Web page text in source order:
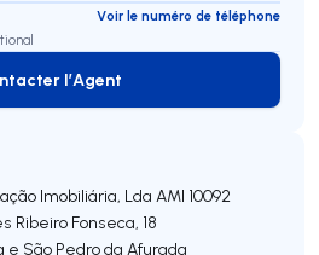
Voir le numéro de téléphone
Contacter l’Agent
l’Agent
Imobiliária, Lda AMI 10092
Ribeiro Fonseca, 18
e São Pedro da Afurada